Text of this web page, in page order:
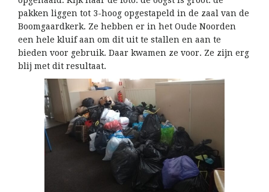
pakken liggen tot 3-hoog opgestapeld in de zaal van de
Boomgaardkerk. Ze hebben er in het Oude Noorden
een hele kluif aan om dit uit te stallen en aan te
bieden voor gebruik. Daar kwamen ze voor. Ze zijn erg
blij met dit resultaat.